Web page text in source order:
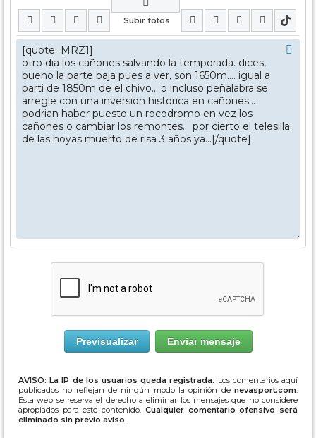
AVISO: La IP de los usuarios queda registrada. Los comentarios aquí
publicados no reflejan de ningún modo la opinión de nevasport.com
Esta web se reserva el derecho a eliminar los mensajes que no considere
apropiados para este contenido. Cualquier comentario ofensivo será
eliminado sin previo aviso